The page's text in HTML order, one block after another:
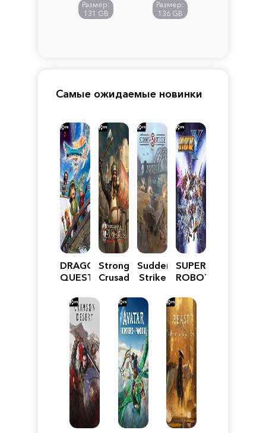
Размер:
131 GB
Pandora
Размер:
136 GB
Самые ожидаемые новинки
DRAGON
QUEST
Reimagined
Stronghold
Crusader:
Edition
Sudden
Strike
SUPER
ROBOT
Y